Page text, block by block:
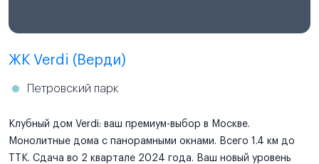
ЖК Verdi (Верди)
Петровский парк
Клубный дом Verdi: ваш премиум-выбор в Москве.
Монолитные дома с панорамными окнами. Всего 1.4 км до
ТТК. Сдача во 2 квартале 2024 года. Ваш новый уровень